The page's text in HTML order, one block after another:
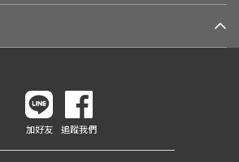
加好友 追蹤我們